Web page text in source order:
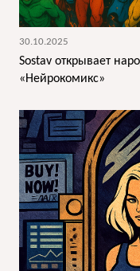
30.10.2025
Sostav открывает
«Нейрокомикс»